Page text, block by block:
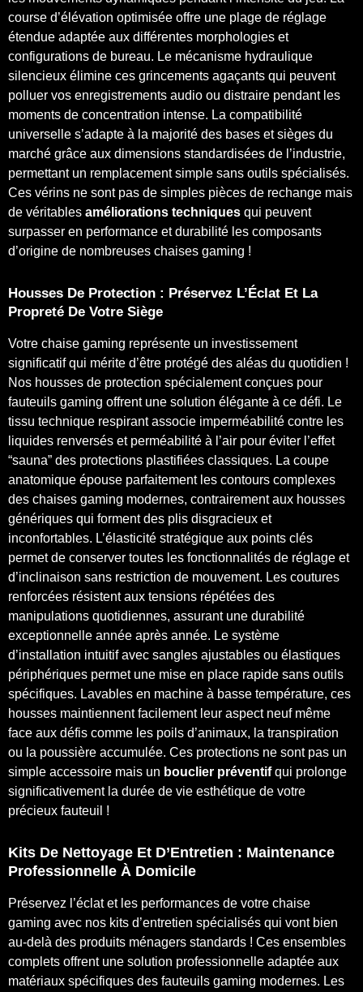
course d’élévation optimisée offre une plage de réglage
étendue adaptée aux différentes morphologies et
configurations de bureau. Le mécanisme hydraulique
silencieux élimine ces grincements agaçants qui peuvent
polluer vos enregistrements audio ou distraire pendant les
moments de concentration intense. La compatibilité
universelle s’adapte à la majorité des bases et sièges du
marché grâce aux dimensions standardisées de l’industrie,
permettant un remplacement simple sans outils spécialisés.
Ces vérins ne sont pas de simples pièces de rechange mais
de véritables améliorations techniques qui peuvent
surpasser en performance et durabilité les composants
d’origine de nombreuses chaises gaming !
Housses De Protection : Préservez L’Éclat Et La
Propreté De Votre Siège
Votre chaise gaming représente un investissement
significatif qui mérite d’être protégé des aléas du quotidien !
Nos housses de protection spécialement conçues pour
fauteuils gaming offrent une solution élégante à ce défi. Le
tissu technique respirant associe imperméabilité contre les
liquides renversés et perméabilité à l’air pour éviter l’effet
“sauna” des protections plastifiées classiques. La coupe
anatomique épouse parfaitement les contours complexes
des chaises gaming modernes, contrairement aux housses
génériques qui forment des plis disgracieux et
inconfortables. L’élasticité stratégique aux points clés
permet de conserver toutes les fonctionnalités de réglage et
d’inclinaison sans restriction de mouvement. Les coutures
renforcées résistent aux tensions répétées des
manipulations quotidiennes, assurant une durabilité
exceptionnelle année après année. Le système
d’installation intuitif avec sangles ajustables ou élastiques
périphériques permet une mise en place rapide sans outils
spécifiques. Lavables en machine à basse température, ces
housses maintiennent facilement leur aspect neuf même
face aux défis comme les poils d’animaux, la transpiration
ou la poussière accumulée. Ces protections ne sont pas un
simple accessoire mais un bouclier préventifqui prolonge
significativement la durée de vie esthétique de votre
précieux fauteuil !
Kits De Nettoyage Et D’Entretien : Maintenance
Professionnelle À Domicile
Préservez l’éclat et les performances de votre chaise
gaming avec nos kits d’entretien spécialisés qui vont bien
au-delà des produits ménagers standards ! Ces ensembles
complets offrent une solution professionnelle adaptée aux
matériaux spécifiques des fauteuils gaming modernes. Les